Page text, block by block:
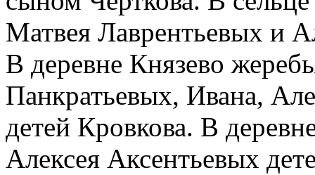
Матвея Лаврентьевых и
В деревне Князево
Панкратьевых, Ивана,
детей Кровкова. В
Алексея Аксентьевых